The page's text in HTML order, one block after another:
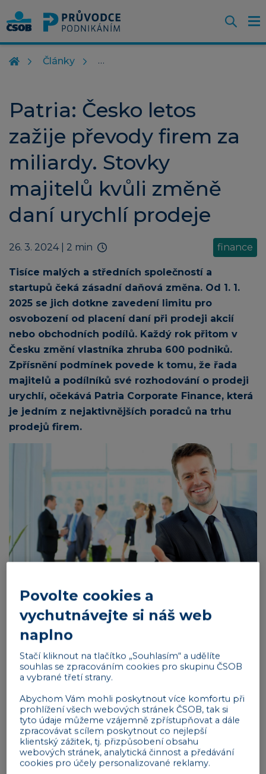
Články
Patria: Česko letos
zažije převody firem za
miliardy. Stovky
majitelů kvůli změně
daní urychlí prodeje
26. 3. 2024 | 2 min finance
Tisíce malých a středních společností a
startupů čeká zásadní daňová změna. Od 1. 1.
2025 se jich dotkne zavedení limitu pro
osvobození od placení daní při prodeji akcií
nebo obchodních podílů. Každý rok přitom v
Česku změní vlastníka zhruba 600 podniků.
Zpřísnění podmínek povede k tomu, že řada
majitelů a podílníků své rozhodování o prodeji
urychlí, očekává Patria Corporate Finance, která
je jedním z nejaktivnějších poradců na trhu
prodejů firem.
Dosavadní právní úprava umožňuje výnos z
firempovažovat za osvobozený od daně z příjmů
podílů v obchodních společnostech déle než 5 let.
Už od 1. ledna 2025 však bude příjem z prodeje po
splnění téhož časového testu osvobozený pouze do
hranice 40 milionů Kč. V České republice ročně
změní majitele zhruba stovka firem s hodnotou
větší než 250 milionů korun a odhadem až 500
firem s hodnotou pod tento ukazatel.
Povolte cookies a
vychutnávejte si náš web
naplno
Stačí kliknout na tlačítko „Souhlasím“ a udělíte
souhlas se zpracováním cookies pro skupinu ČSOB
a vybrané třetí strany.
Abychom Vám mohli poskytnout více komfortu při
prohlížení všech webových stránek ČSOB, tak si
tyto údaje můžeme vzájemně zpřístupňovat a dále
zpracovávat s cílem poskytnout co nejlepší
klientský zážitek, tj. přizpůsobení obsahu
webových stránek, analytická činnost a předávání
cookies pro účely personalizované reklamy.